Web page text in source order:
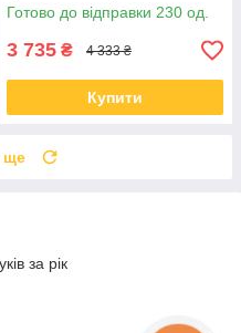
Готово до відправки 230 од.
3 735 ₴ 4 333 ₴
Купити
ще
за рік